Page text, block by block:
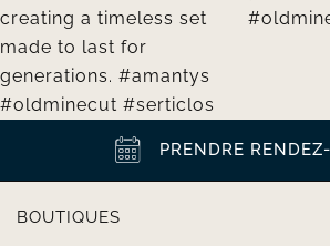
PRENDRE
BOUTIQUES